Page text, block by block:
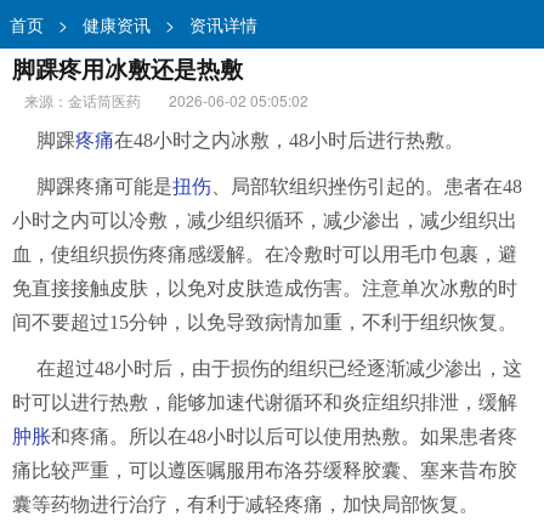
首页 > 健康资讯 > 资讯详情
脚踝疼用冰敷还是热敷
来源：金话筒医药
2026-06-02 05:05:02
脚踝疼痛在48小时之内冰敷，48小时后进行热敷。
脚踝疼痛可能是扭伤 、局部软组织挫伤引起的。患者在48
小时之内可以冷敷，减少组织循环，减少渗出，减少组织出
血，使组织损伤疼痛感缓解。在冷敷时可以用毛巾包裹，避
免直接接触皮肤，以免对皮肤造成伤害。注意单次冰敷的时
间不要超过15分钟，以免导致病情加重，不利于组织恢复。
在超过48小时后，由于损伤的组织已经逐渐减少渗出，这
时可以进行热敷，能够加速代谢循环和炎症组织排泄，缓解
肿胀和疼痛。所以在48小时以后可以使用热敷。如果患者疼
痛比较严重，可以遵医嘱服用布洛芬缓释胶囊、塞来昔布胶
囊等药物进行治疗，有利于减轻疼痛，加快局部恢复。